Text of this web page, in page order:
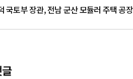
국토부 장관, 전남 군산 모듈러 주택